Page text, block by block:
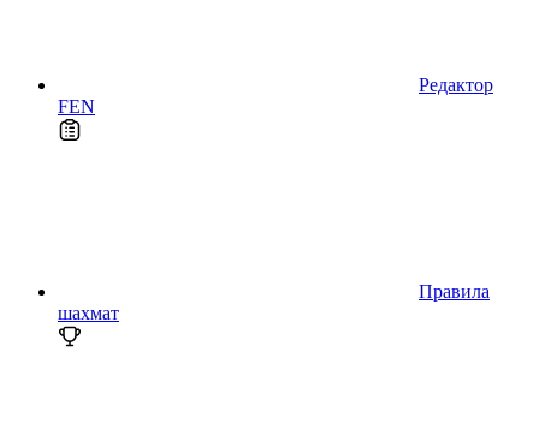
Редактор
FEN
Правила
шахмат